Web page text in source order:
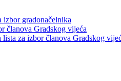
izbor gradonačelnika
članova Gradskog vijeća
za izbor članova Gradskog